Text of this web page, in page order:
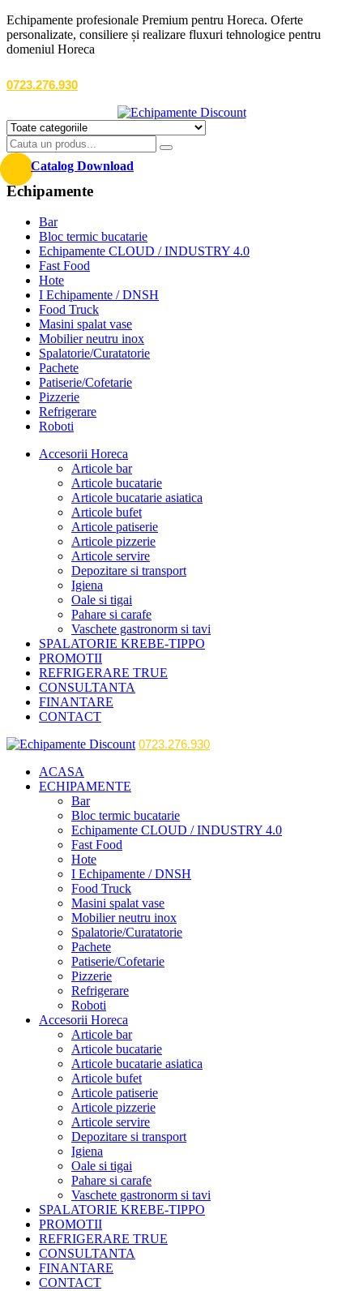
Echipamente profesionale Premium pentru Horeca. Oferte
personalizate, consiliere și realizare fluxuri tehnologice pentru
domeniul Horeca
0723.276.930
Catalog Download
Echipamente
Bar
Bloc termic bucatarie
Echipamente CLOUD / INDUSTRY 4.0
Fast Food
Hote
I Echipamente / DNSH
Food Truck
Masini spalat vase
Mobilier neutru inox
Spalatorie/Curatatorie
Pachete
Patiserie/Cofetarie
Pizzerie
Refrigerare
Roboti
Accesorii Horeca
Articole bar
Articole bucatarie
Articole bucatarie asiatica
Articole bufet
Articole patiserie
Articole pizzerie
Articole servire
Depozitare si transport
Igiena
Oale si tigai
Pahare si carafe
Vaschete gastronorm si tavi
SPALATORIE KREBE-TIPPO
PROMOTII
REFRIGERARE TRUE
CONSULTANTA
FINANTARE
CONTACT
0723.276.930
ACASA
ECHIPAMENTE
Bar
Bloc termic bucatarie
Echipamente CLOUD / INDUSTRY 4.0
Fast Food
Hote
I Echipamente / DNSH
Food Truck
Masini spalat vase
Mobilier neutru inox
Spalatorie/Curatatorie
Pachete
Patiserie/Cofetarie
Pizzerie
Refrigerare
Roboti
Accesorii Horeca
Articole bar
Articole bucatarie
Articole bucatarie asiatica
Articole bufet
Articole patiserie
Articole pizzerie
Articole servire
Depozitare si transport
Igiena
Oale si tigai
Pahare si carafe
Vaschete gastronorm si tavi
SPALATORIE KREBE-TIPPO
PROMOTII
REFRIGERARE TRUE
CONSULTANTA
FINANTARE
CONTACT